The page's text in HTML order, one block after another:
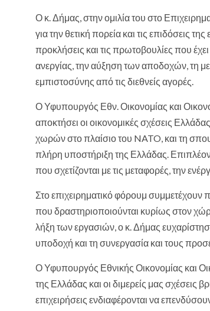
Ο κ. Δήμας, στην ομιλία του στο
για την θετική πορεία και τις επιδόσεις
προκλήσεις και τις πρωτοβουλίες που
ανεργίας, την αύξηση των αποδοχών, τη
εμπιστοσύνης από τις διεθνείς αγορές.
Ο Υφυπουργός Εθν. Οικονομίας και
αποκτήσει οι οικονομικές σχέσεις
χωρών στο πλαίσιο του NATO, και τη
πλήρη υποστήριξη της Ελλάδας.
που σχετίζονται με τις μεταφορές, την
Στο επιχειρηματικό φόρουμ συμμετέχουν
που δραστηριοποιούνται κυρίως στον
λήξη των εργασιών, ο κ. Δήμας
υποδοχή και τη συνεργασία και τους
Ο Υφυπουργός Εθνικής Οικονομίας και
της Ελλάδας και οι διμερείς μας σχέσεις
επιχειρήσεις ενδιαφέρονται να